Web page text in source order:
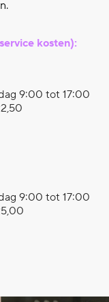
kosten):
9:00 tot 17:00
9:00 tot 17:00